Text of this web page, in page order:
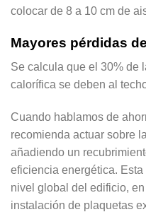
colocar de 8 a 10 cm de
Mayores pérdidas
Se calcula que el 30% de
calorífica se deben al
Cuando hablamos de
recomienda actuar sobre
añadiendo un
eficiencia energética.
nivel global del edificio,
instalación de plaquetas